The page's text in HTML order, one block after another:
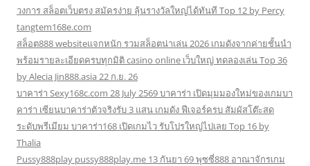
วงการ สล็อตเว็บตรง สมัครง่าย ลุ้นรางวัลใหญ่ได้ทันที Top 12 by Percy
tangtem168e.com
สล็อต888 websiteแจกหนัก รวมสล็อตน่าเล่น 2026 เกมดังจากค่ายชั้นนำ
พร้อมรายละเอียดครบทุกมิติ casino online เว็บใหญ่ ทดลองเล่น Top 36
by Alecia Jin888.asia 22 ก.ย. 26
บาคาร่า Sexy168c.com 28 July 2569 บาคาร่า เปิดมุมมองใหม่ของเกมบา
คาร่า เซียนบาคาร่าตัวจริงรับ 3 แสน เกมดัง ฟีเจอร์ครบ สัมผัสโต๊ะสด
ระดับพรีเมียม บาคาร่า168 เปิดเกมไว รับโปรใหญ่ไปเลย Top 16 by
Thalia
Pussy888play pussy888play.me 13 กันยา 69 พุซซี่888 อาณาจักรเกม